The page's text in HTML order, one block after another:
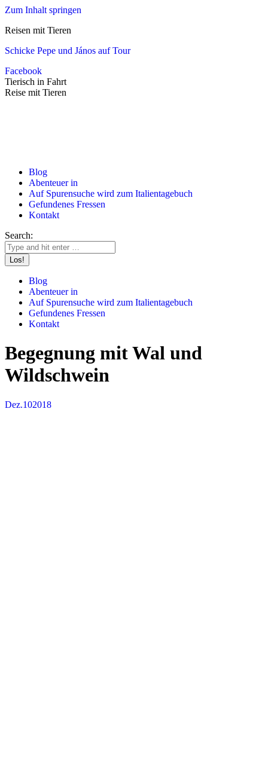
Zum Inhalt springen
Reisen mit Tieren
Schicke Pepe und János auf Tour
Facebook
Tierisch in Fahrt
Reise mit Tieren
Blog
Abenteuer in
Auf Spurensuche wird zum Italientagebuch
Gefundenes Fressen
Kontakt
Search:
Blog
Abenteuer in
Auf Spurensuche wird zum Italientagebuch
Gefundenes Fressen
Kontakt
Begegnung mit Wal und
Wildschwein
Dez.102018